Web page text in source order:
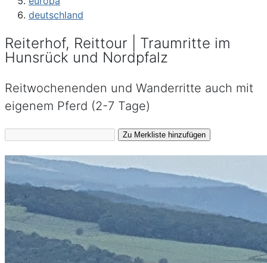
deutschland
Reiterhof, Reittour | Traumritte im
Hunsrück und Nordpfalz
Reitwochenenden und Wanderritte auch mit
eigenem Pferd (2-7 Tage)